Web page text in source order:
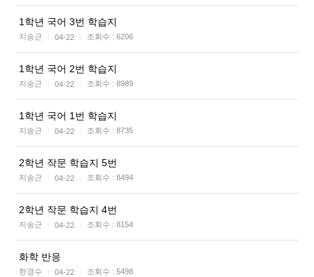
1학년 국어 3번 학습지
지송근 04-22 조회수 : 6206
1학년 국어 2번 학습지
지송근 04-22 조회수 : 8989
1학년 국어 1번 학습지
지송근 04-22 조회수 : 8735
2학년 작문 학습지 5번
지송근 04-22 조회수 : 8494
2학년 작문 학습지 4번
지송근 04-22 조회수 : 8154
화학 반응
한경수 04-22 조회수 : 5498